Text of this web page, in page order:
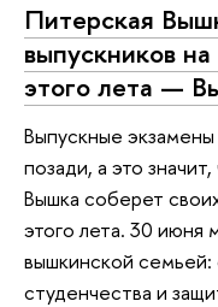
Питерская
выпускников
этого лета —
Выпускные
позади, а это
Вышка соберет
этого лета. 30 июня
вышкинской
студенчества и